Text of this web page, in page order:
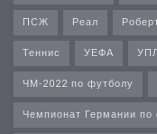
ПСЖ
Реал
Теннис
УЕФА
ЧМ-2022 по футболу
Чемпионат Германии по